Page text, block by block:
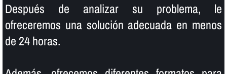
Después de analizar su problema, le
ofreceremos una solución adecuada en menos
de 24 horas.